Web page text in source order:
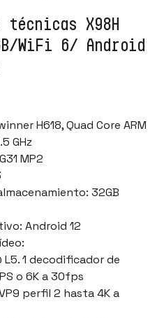
X98H
WiFi 6/ Android
H618, Quad Core ARM
GHz
MP2
32GB
Android 12
L5. 1 decodificador de
o 6K a 30fps
perfil 2 hasta 4K a